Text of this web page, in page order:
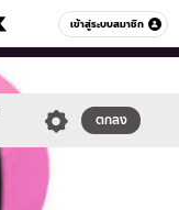
เข้าสู่ระบบสมาชิก
หมวดอื่นๆ
ตกลง